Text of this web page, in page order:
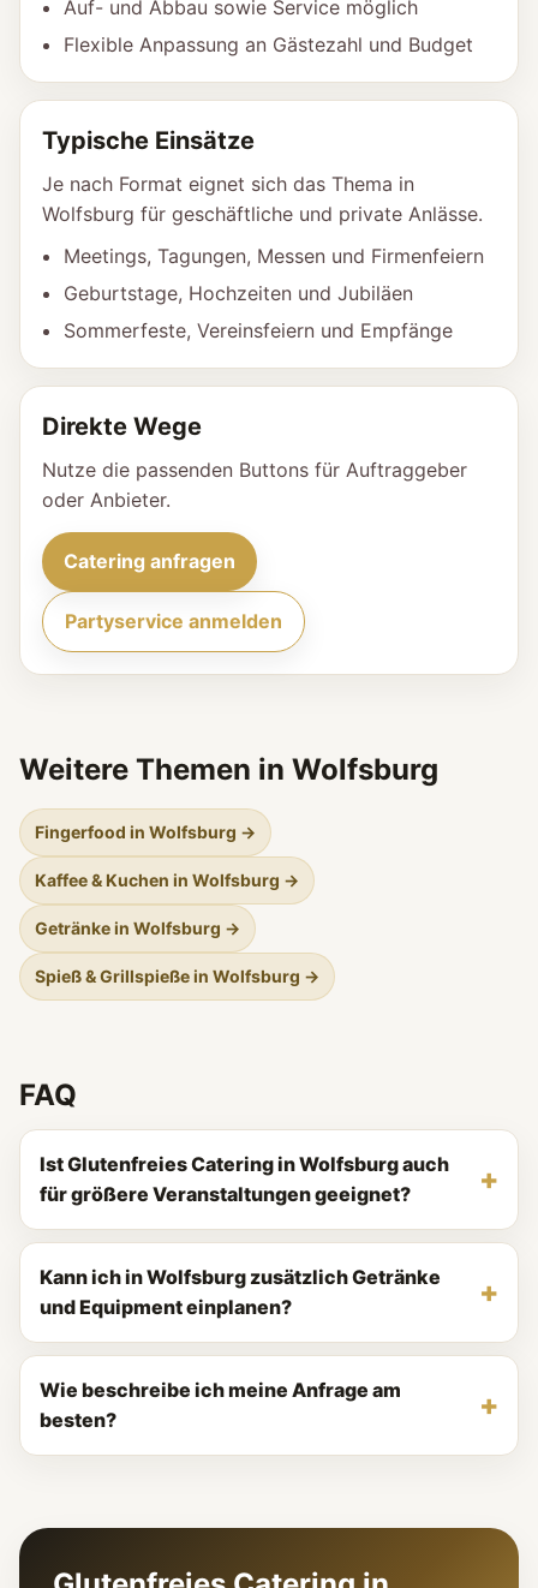
Auf- und Abbau sowie Service möglich
Flexible Anpassung an Gästezahl und Budget
Typische Einsätze
Je nach Format eignet sich das Thema in
Wolfsburg für geschäftliche und private Anlässe.
Meetings, Tagungen, Messen und Firmenfeiern
Geburtstage, Hochzeiten und Jubiläen
Sommerfeste, Vereinsfeiern und Empfänge
Direkte Wege
Nutze die passenden Buttons für Auftraggeber
oder Anbieter.
Catering anfragen
Partyservice anmelden
Weitere Themen in Wolfsburg
Fingerfood in Wolfsburg →
Kaffee & Kuchen in Wolfsburg →
Getränke in Wolfsburg →
Spieß & Grillspieße in Wolfsburg →
FAQ
Ist Glutenfreies Catering in Wolfsburg auch
für größere Veranstaltungen geeignet?
Kann ich in Wolfsburg zusätzlich Getränke
und Equipment einplanen?
Wie beschreibe ich meine Anfrage am
besten?